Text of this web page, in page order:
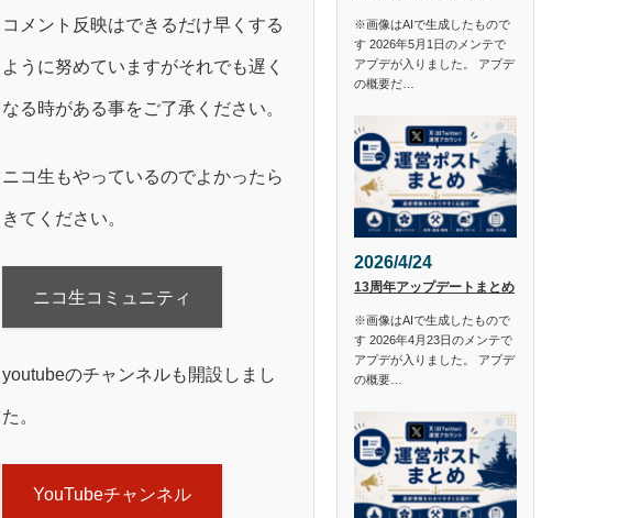
コメント反映はできるだけ早くする
ように努めていますがそれでも遅く
なる時がある事をご了承ください。
ニコ生もやっているのでよかったら
きてください。
ニコ生コミュニティ
youtubeのチャンネルも開設しまし
た。
YouTubeチャンネル
※画像はAIで生成したもので
す 2026年5月1日のメンテで
アプデが入りました。 アプデ
の概要だ…
2026/4/24
13周年アップデートまとめ
※画像はAIで生成したもので
す 2026年4月23日のメンテで
アプデが入りました。 アプデ
の概要…